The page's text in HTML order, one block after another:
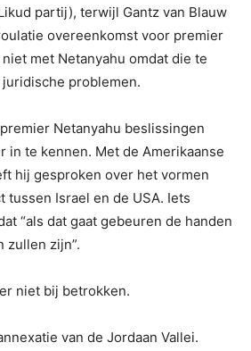
partij), terwijl Gantz van Blauw
overeenkomst voor premier
met Netanyahu omdat die te
problemen.
Netanyahu beslissingen
in te kennen. Met de Amerikaanse
hij gesproken over het vormen
tussen Israel en de USA. Iets
“als dat gaat gebeuren de handen
zullen zijn”.
niet bij betrokken.
van de Jordaan Vallei.